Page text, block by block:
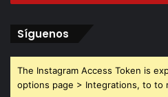
Síguenos
The Instagram Access Token is
options page > Integrations, to to